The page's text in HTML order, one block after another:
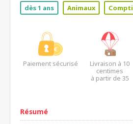
dès 1 ans Animaux
Paiement sécurisé
Livraison à 10
centimes
à partir de 35
Résumé